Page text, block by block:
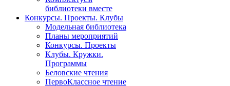
библиотеки вместе
Конкурсы. Проекты. Клубы
Модельная библиотека
Планы мероприятий
Конкурсы. Проекты
Клубы. Кружки.
Программы
Беловские чтения
ПервоКлассное чтение